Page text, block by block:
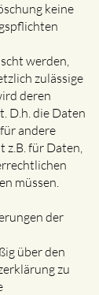
keine
werden,
zulässige
deren
D.h. die Daten
andere
z.B. für Daten,
müssen.
der
über den
zu